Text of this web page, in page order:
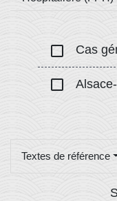
check_box_outline_blank Cas
check_box_outline_blank
Textes de référence